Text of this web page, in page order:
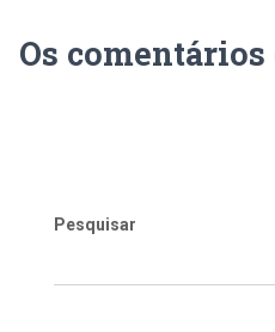
Os
Pesquisar